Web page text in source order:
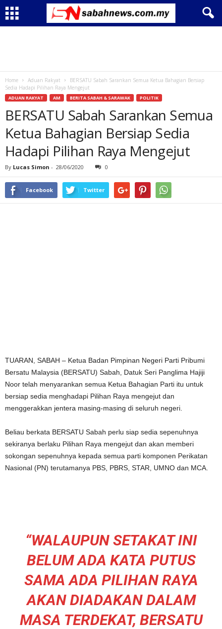
Home Aduan Rakyat
BERSATU Sabah Sarankan Semua Ketua Bahagian Bersiap
Sedia Hadapi Pilihan Raya Mengejut
ADUAN RAKYAT AM BERITA SABAH & SARAWAK POLITIK
BERSATU Sabah Sarankan Semua
Ketua Bahagian Bersiap Sedia
Hadapi Pilihan Raya Mengejut
By Lucas Simon - 28/06/2020 0
Facebook Twitter
TUARAN, SABAH – Ketua Badan Pimpinan Negeri Parti Pribumi
Bersatu Malaysia (BERSATU) Sabah, Datuk Seri Panglima Hajiji
Noor telah menyarankan semua Ketua Bahagian Parti itu untuk
bersiap sedia menghadapi Pilihan Raya mengejut dan
menggerakkan jentera masing-masing di seluruh negeri.
Beliau berkata BERSATU Sabah perlu siap sedia sepenuhnya
sekiranya berlaku Pilihan Raya mengejut dan akan memberi
sokongan sepenuhnya kepada semua parti komponen Perikatan
Nasional (PN) terutamanya PBS, PBRS, STAR, UMNO dan MCA.
“WALAUPUN SETAKAT INI
BELUM ADA KATA PUTUS
SAMA ADA PILIHAN RAYA
AKAN DIADAKAN DALAM
MASA TERDEKAT, BERSATU